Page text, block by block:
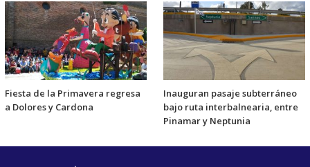
Fiesta de la Primavera regresa
a Dolores y Cardona
Inauguran pasaje subterráneo
bajo ruta interbalnearia, entre
Pinamar y Neptunia